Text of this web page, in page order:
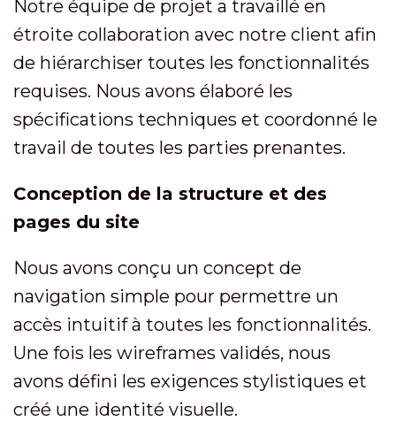
Notre équipe de projet a travaillé en
étroite collaboration avec notre client afin
de hiérarchiser toutes les fonctionnalités
requises. Nous avons élaboré les
spécifications techniques et coordonné le
travail de toutes les parties prenantes.
Conception de la structure et des
pages du site
Nous avons conçu un concept de
navigation simple pour permettre un
accès intuitif à toutes les fonctionnalités.
Une fois les wireframes validés, nous
avons défini les exigences stylistiques et
créé une identité visuelle.